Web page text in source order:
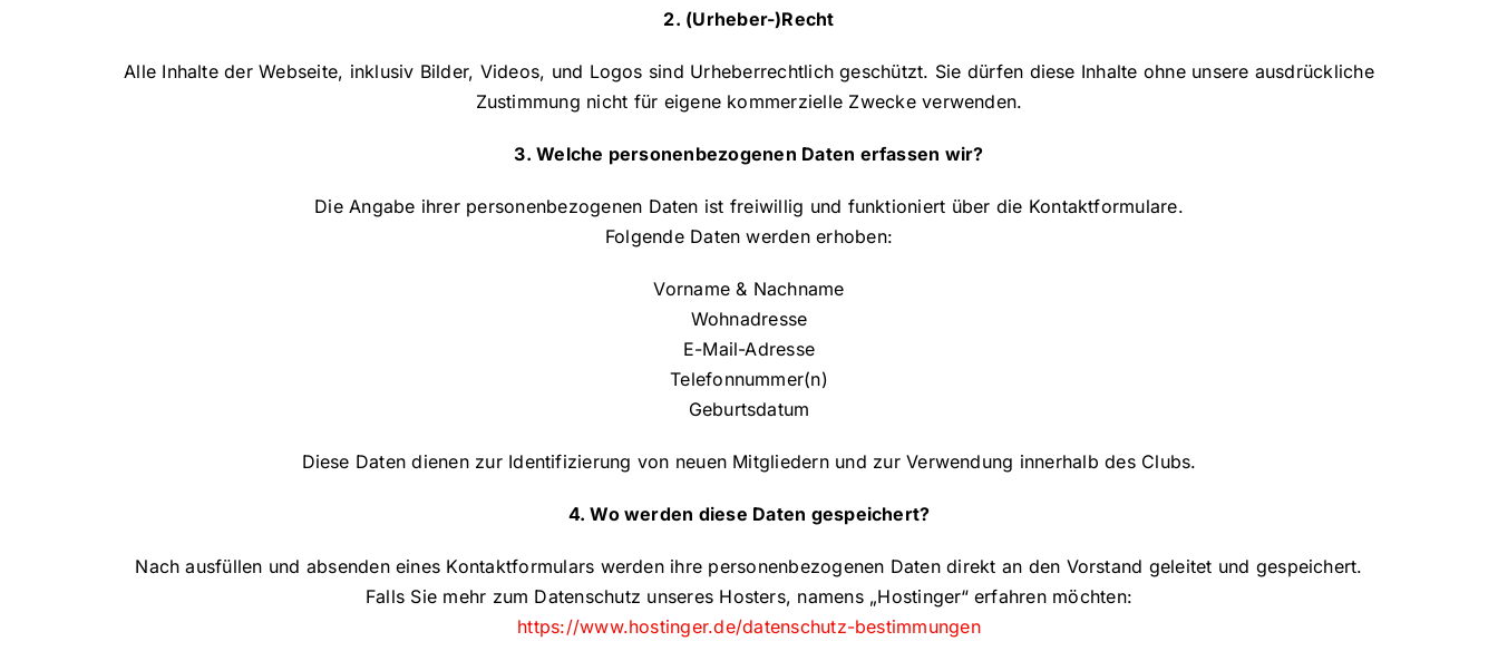
2. (Urheber-)Recht
Alle Inhalte der Webseite, inklusiv Bilder, Videos, und Logos sind Urheberrechtlich geschützt. Sie dürfen diese Inhalte ohne unsere ausdrückliche
Zustimmung nicht für eigene kommerzielle Zwecke verwenden.
3. Welche personenbezogenen Daten erfassen wir?
Die Angabe ihrer personenbezogenen Daten ist freiwillig und funktioniert über die Kontaktformulare.
Folgende Daten werden erhoben:
Vorname & Nachname
Wohnadresse
E-Mail-Adresse
Telefonnummer(n)
Geburtsdatum
Diese Daten dienen zur Identifizierung von neuen Mitgliedern und zur Verwendung innerhalb des Clubs.
4. Wo werden diese Daten gespeichert?
Nach ausfüllen und absenden eines Kontaktformulars werden ihre personenbezogenen Daten direkt an den Vorstand geleitet und gespeichert.
Falls Sie mehr zum Datenschutz unseres Hosters, namens „Hostinger“ erfahren möchten:
https://www.hostinger.de/datenschutz-bestimmungen